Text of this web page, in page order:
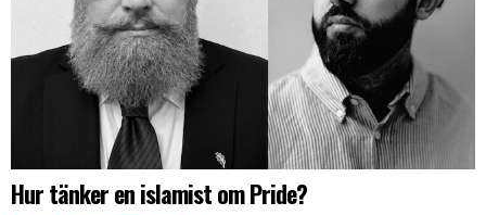
Hur tänker en islamist om Pride?